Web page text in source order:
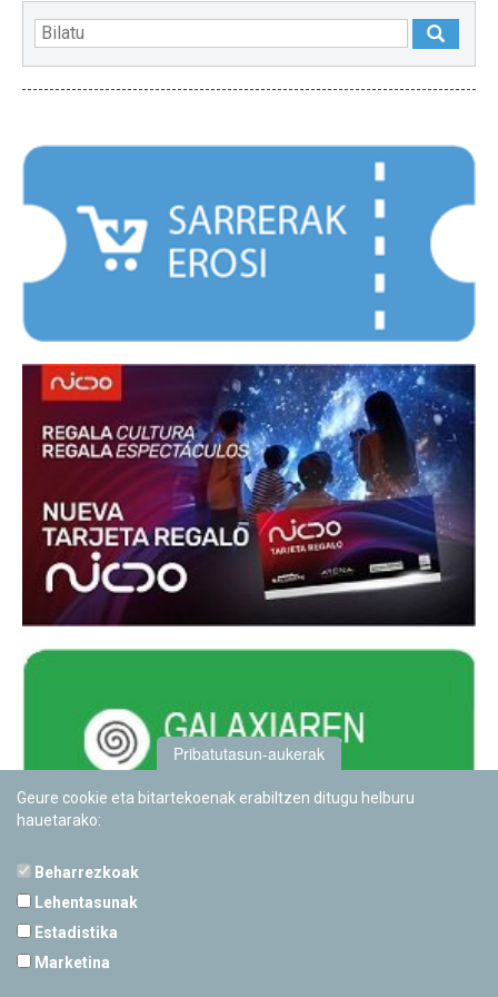
Pribatutasun-aukerak
Geure cookie eta bitartekoenak erabiltzen ditugu helburu
hauetarako:
Beharrezkoak
Lehentasunak
Estadistika
Marketina